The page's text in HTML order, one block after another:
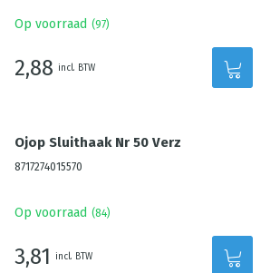
Op voorraad (97)
2,88 incl. BTW
Ojop Sluithaak Nr 50 Verz
8717274015570
Op voorraad (84)
3,81 incl. BTW